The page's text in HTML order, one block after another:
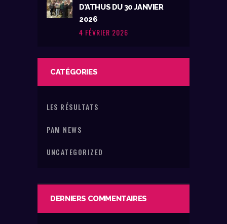
D’ATHUS DU 30 JANVIER
2026
4 FÉVRIER 2026
CATÉGORIES
LES RÉSULTATS
PAM NEWS
UNCATEGORIZED
DERNIERS COMMENTAIRES